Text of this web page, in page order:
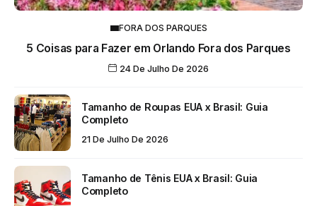
FORA DOS PARQUES
5 Coisas para Fazer em Orlando Fora dos Parques
24 De Julho De 2026
Tamanho de Roupas EUA x Brasil: Guia
Completo
21 De Julho De 2026
Tamanho de Tênis EUA x Brasil: Guia
Completo